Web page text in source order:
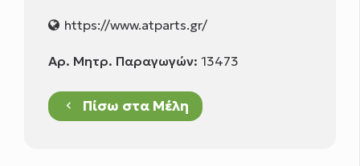
https://www.atparts.gr/
Αρ. Μητρ. Παραγωγών: 13473
keyboard_arrow_left Πίσω στα Μέλη